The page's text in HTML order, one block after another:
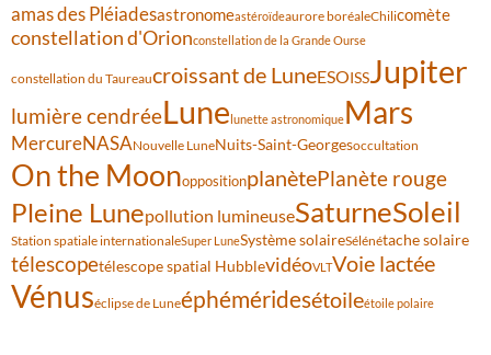
amas des Pléiadesastronomeastéroïdeaurore boréaleChilicomète
constellation d'Orionconstellation de la Grande Ourse
constellation du Taureaucroissant de LuneESOISSJupiter
lumière cendréeLunelunette astronomiqueMars
MercureNASANouvelle LuneNuits-Saint-Georgesoccultation
On the MoonoppositionplanètePlanète rouge
Pleine Lunepollution lumineuseSaturneSoleil
Station spatiale internationaleSuper LuneSystème solaireSélénétache solaire
télescopetélescope spatial HubblevidéoVLTVoie lactée
Vénuséclipse de Luneéphéméridesétoileétoile polaire